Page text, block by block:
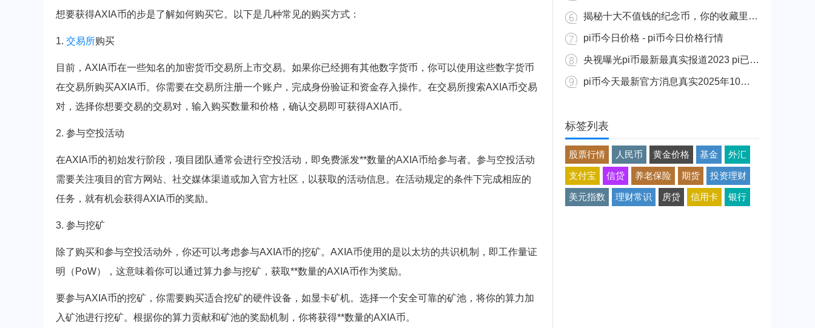
想要获得AXIA币的步是了解如何购买它。以下是几种常见的购买方式：
1. 交易所购买
目前，AXIA币在一些知名的加密货币交易所上市交易。如果你已经拥有其他数字货币，你可以使用这些数字货币
在交易所购买AXIA币。你需要在交易所注册一个账户，完成身份验证和资金存入操作。在交易所搜索AXIA币交易
对，选择你想要交易的交易对，输入购买数量和价格，确认交易即可获得AXIA币。
2. 参与空投活动
在AXIA币的初始发行阶段，项目团队通常会进行空投活动，即免费派发**数量的AXIA币给参与者。参与空投活动
需要关注项目的官方网站、社交媒体渠道或加入官方社区，以获取的活动信息。在活动规定的条件下完成相应的
任务，就有机会获得AXIA币的奖励。
3. 参与挖矿
除了购买和参与空投活动外，你还可以考虑参与AXIA币的挖矿。AXIA币使用的是以太坊的共识机制，即工作量证
明（PoW），这意味着你可以通过算力参与挖矿，获取**数量的AXIA币作为奖励。
要参与AXIA币的挖矿，你需要购买适合挖矿的硬件设备，如显卡矿机。选择一个安全可靠的矿池，将你的算力加
入矿池进行挖矿。根据你的算力贡献和矿池的奖励机制，你将获得**数量的AXIA币。
揭秘十大不值钱的纪念币，你的收藏里有吗？
pi币今日价格 - pi币今日价格行情
央视曝光pi币最新最真实报道2023 pi已经成功了是真的吗（假的）
pi币今天最新官方消息真实2025年10月 派币今天最新消息介绍
标签列表
股票行情 人民币 黄金价格 基金 外汇
支付宝 信贷 养老保险 期货 投资理财
美元指数 理财常识 房贷 信用卡 银行